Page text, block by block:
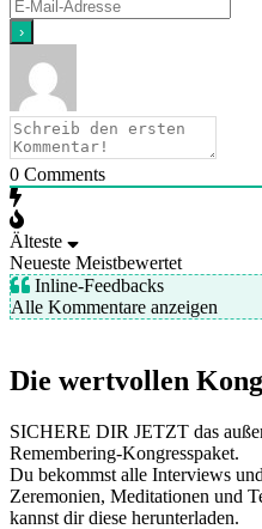
0 Comments
Älteste
Neueste Meistbewertet
Inline-Feedbacks
Alle Kommentare anzeigen
Die wertvollen
SICHERE DIR JETZT das
Remembering-Kongresspaket.
Du bekommst alle Interviews
Zeremonien, Meditationen und
kannst dir diese herunterladen.